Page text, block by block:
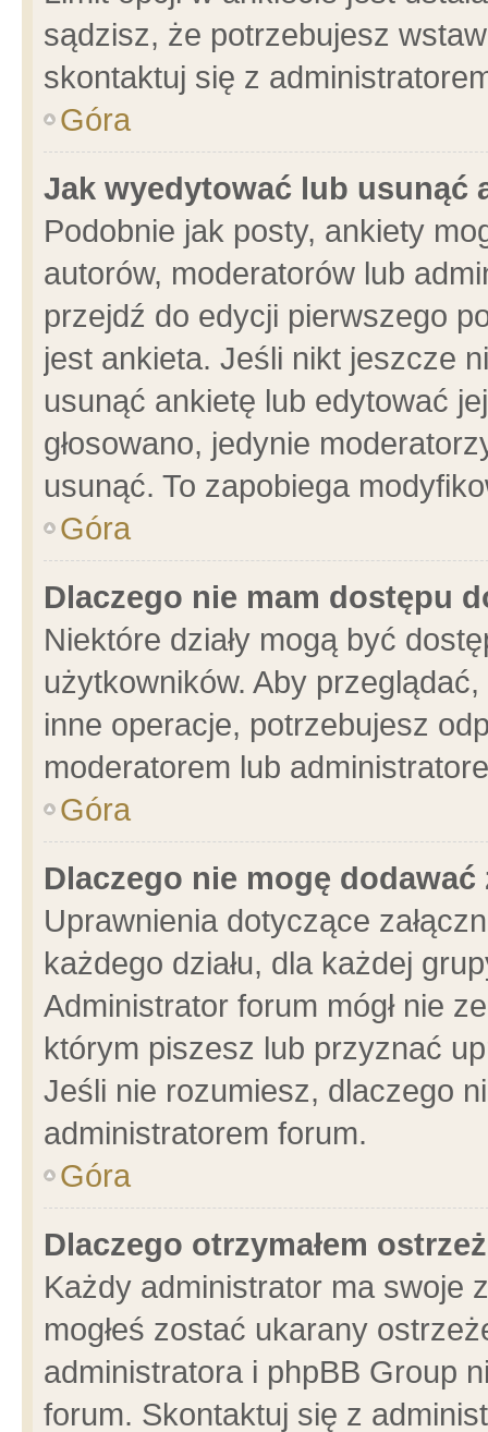
sądzisz, że potrzebujesz
skontaktuj się z
Góra
Jak wyedytować lub usunąć
Podobnie jak posty, ankiety
autorów, moderatorów lub
przejdź do edycji pierwszego
jest ankieta. Jeśli nikt jeszcze
usunąć ankietę lub edytować
głosowano, jedynie
usunąć. To zapobiega
Góra
Dlaczego nie mam dostępu
Niektóre działy mogą być
użytkowników. Aby
inne operacje, potrzebujesz
moderatorem lub
Góra
Dlaczego nie mogę dodawać
Uprawnienia dotyczące
każdego działu, dla każdej
Administrator forum mógł nie
którym piszesz lub przyznać
Jeśli nie rozumiesz, dlaczego
administratorem forum.
Góra
Dlaczego otrzymałem
Każdy administrator ma swoje
mogłeś zostać ukarany
administratora i phpBB Group
forum. Skontaktuj się z